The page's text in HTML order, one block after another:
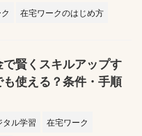
在宅ワークのはじめ方
賢くスキルアップす
使える？条件・手順
タル学習
在宅ワーク